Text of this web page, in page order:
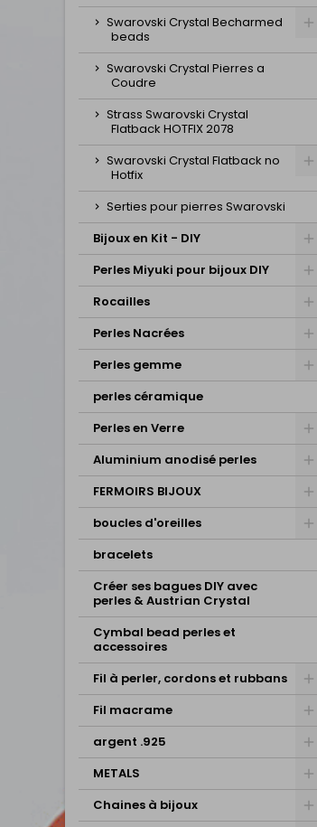
Swarovski Crystal Becharmed
beads
Swarovski Crystal Pierres a
Coudre
Strass Swarovski Crystal
Flatback HOTFIX 2078
Swarovski Crystal Flatback no
Hotfix
Serties pour pierres Swarovski
Bijoux en Kit - DIY
Perles Miyuki pour bijoux DIY
Rocailles
Perles Nacrées
Perles gemme
perles céramique
Perles en Verre
Aluminium anodisé perles
FERMOIRS BIJOUX
boucles d'oreilles
bracelets
Créer ses bagues DIY avec
perles & Austrian Crystal
Cymbal bead perles et
accessoires
Fil à perler, cordons et rubbans
Fil macrame
argent .925
METALS
Chaines à bijoux